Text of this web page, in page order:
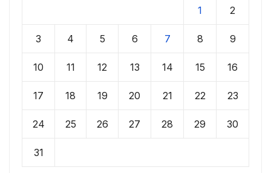
1 2
3 4 5 6 7 8 9
10 11 12 13 14 15 16
17 18 19 20 21 22 23
24 25 26 27 28 29 30
31